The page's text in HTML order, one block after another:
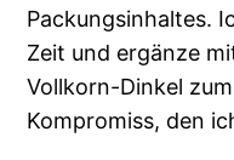
Packungsinhaltes.
Zeit und ergänze
Vollkorn-Dinkel
Kompromiss, den